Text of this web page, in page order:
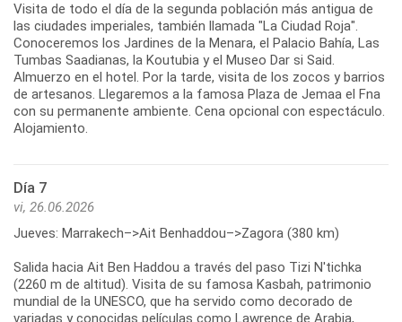
Visita de todo el día de la segunda población más antigua de
las ciudades imperiales, también llamada "La Ciudad Roja".
Conoceremos los Jardines de la Menara, el Palacio Bahía, Las
Tumbas Saadianas, la Koutubia y el Museo Dar si Said.
Almuerzo en el hotel. Por la tarde, visita de los zocos y barrios
de artesanos. Llegaremos a la famosa Plaza de Jemaa el Fna
con su permanente ambiente. Cena opcional con espectáculo.
Alojamiento.
Día 7
vi, 26.06.2026
Jueves: Marrakech–>Ait Benhaddou–>Zagora (380 km)
Salida hacia Ait Ben Haddou a través del paso Tizi N'tichka
(2260 m de altitud). Visita de su famosa Kasbah, patrimonio
mundial de la UNESCO, que ha servido como decorado de
variadas y conocidas películas como Lawrence de Arabia,